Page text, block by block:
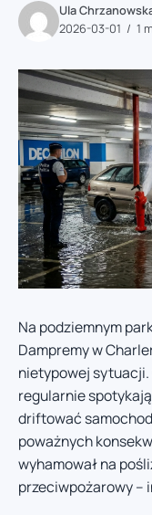
Ula
2026-03-01
1
Na podziemnym
Dampremy w
nietypowej sytuacji.
regularnie
driftować
poważnych
wyhamował na
przeciwpożarowy –